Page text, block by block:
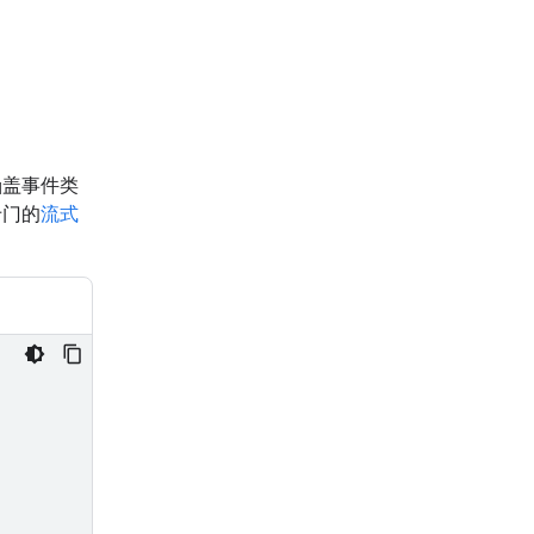
事件类
的流式